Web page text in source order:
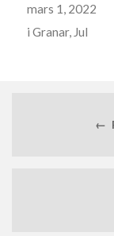
mars 1, 2022
i Granar, Jul
←